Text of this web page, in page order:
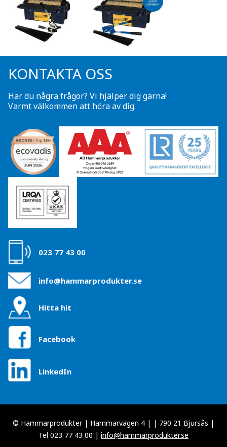
KONTAKTA OSS
Har du några frågor? Vi hjälper dig gärna!
Varmt välkommen att höra av dig.
023 77 43 00
info@hammarprodukter.se
Hitta hit
Facebook
LinkedIn
© Hammarprodukter | Hammarvägen 4 | | 790 21 Bjursås |
Tel 023 77 43 00 | info@hammarprodukter.se